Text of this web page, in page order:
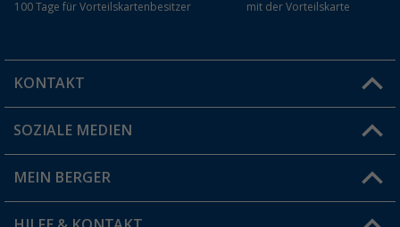
100 Tage für Vorteilskartenbesitzer
mit der Vorteilskarte
KONTAKT
Du hast eine Frage?
Filiale finden
SOZIALE MEDIEN
MEIN BERGER